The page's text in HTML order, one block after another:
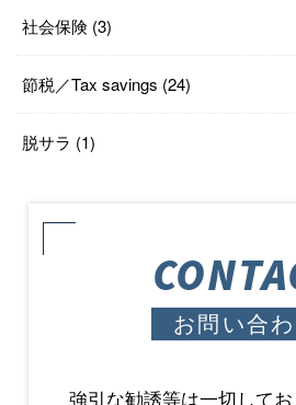
社会保険 (3)
節税／Tax savings (24)
脱サラ (1)
お問い合
強引な勧誘等は一切してお